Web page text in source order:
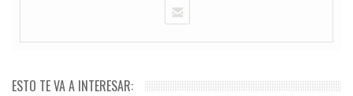
ESTO TE VA A INTERESAR: